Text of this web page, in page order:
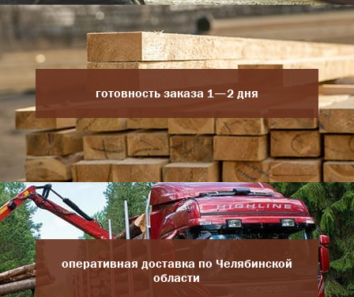
готовность заказа 1—2 дня
оперативная доставка по Челябинской
области